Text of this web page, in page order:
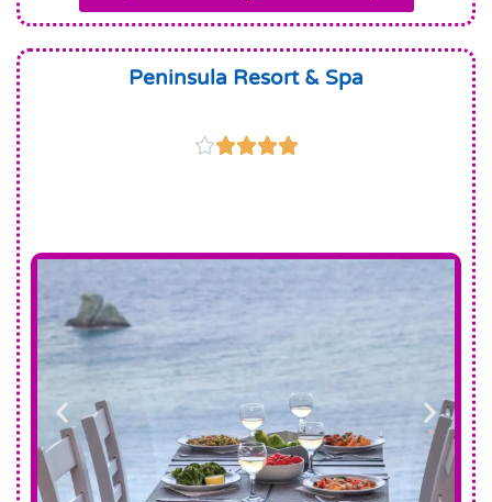
Peninsula Resort & Spa




